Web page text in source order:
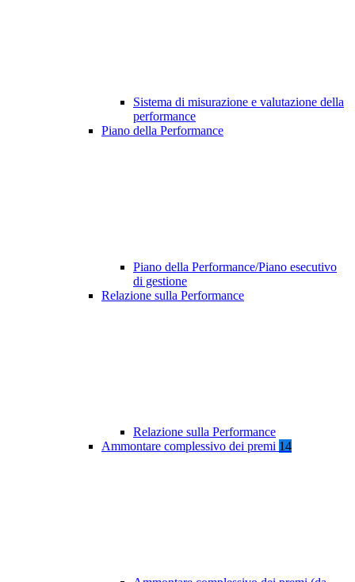
Sistema di misurazione e valutazione della
performance
Piano della Performance
Piano della Performance/Piano esecutivo
di gestione
Relazione sulla Performance
Relazione sulla Performance
Ammontare complessivo dei premi 14